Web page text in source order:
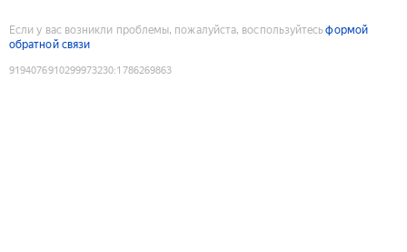
Если у вас возникли проблемы, пожалуйста, воспользуйтесьформой
обратной связи
9194076910299973230:1786269863